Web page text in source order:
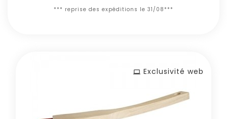
*** reprise des expéditions le 31/08***
Exclusivité web